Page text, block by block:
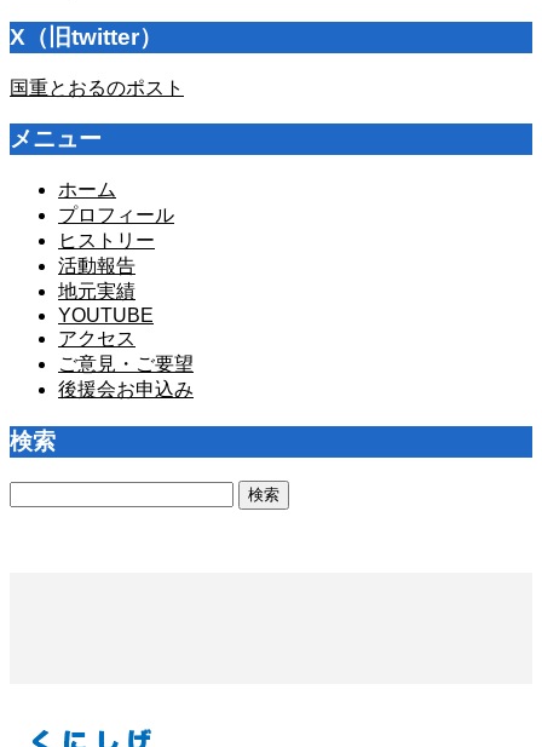
X（旧twitter）
国重とおるのポスト
メニュー
ホーム
プロフィール
ヒストリー
活動報告
地元実績
YOUTUBE
アクセス
ご意見・ご要望
後援会お申込み
検索